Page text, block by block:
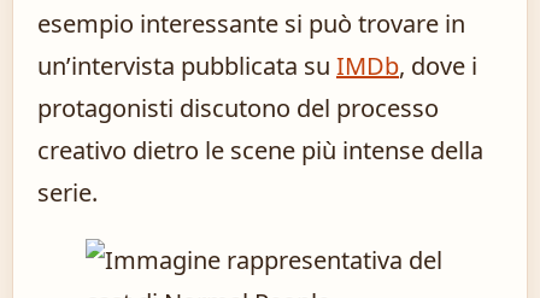
esempio interessante si può trovare in
un’intervista pubblicata su IMDb, dove i
protagonisti discutono del processo
creativo dietro le scene più intense della
serie.